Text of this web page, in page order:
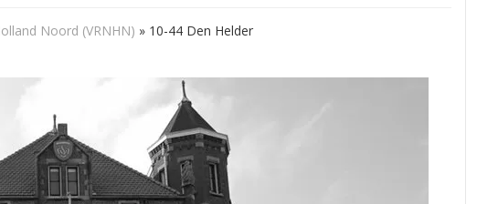
Noord (VRNHN) » 10-44 Den Helder